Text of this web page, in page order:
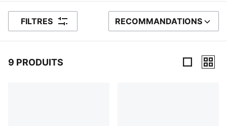
FILTRES TRIER PAR
RECOMMANDATIONS
9 PRODUITS